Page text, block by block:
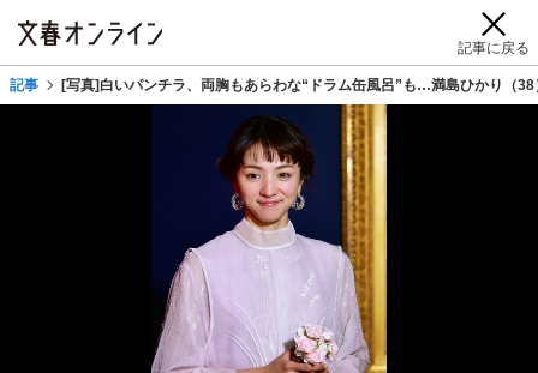
記事に戻る
記事 [写真]白いパンチラ、両胸もあらわな“ドラム缶風呂”も…満島ひかり（